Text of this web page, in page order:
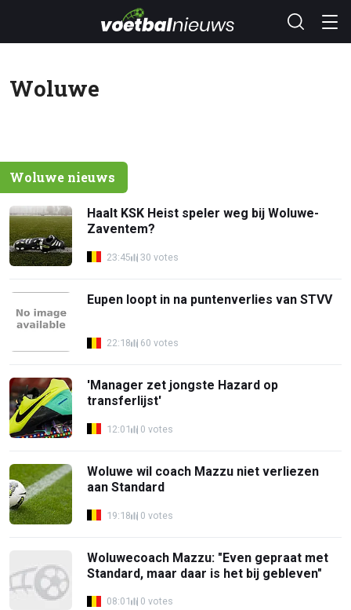
Woluwe
Woluwe nieuws
Haalt KSK Heist speler weg bij Woluwe-
Zaventem?
23:45 30 votes
Eupen loopt in na puntenverlies van STVV
22:18 60 votes
'Manager zet jongste Hazard op
transferlijst'
12:01 0 votes
Woluwe wil coach Mazzu niet verliezen
aan Standard
19:18 0 votes
Woluwecoach Mazzu: "Even gepraat met
Standard, maar daar is het bij gebleven"
08:01 0 votes